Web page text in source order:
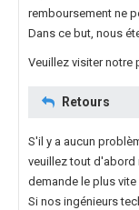
remboursement ne
Dans ce but, nous
Veuillez visiter notre
Retours
S'il y a aucun
veuillez tout d'abord
demande le plus
Si nos ingénieurs